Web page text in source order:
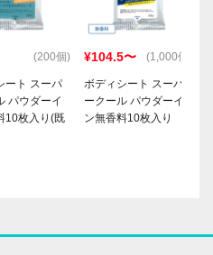
(200個)
ート スーパ
パウダーイ
10枚入り(既
¥104.5〜 (1,000個)
ボディシート スーパ
ークール パウダーイ
ン無香料10枚入り